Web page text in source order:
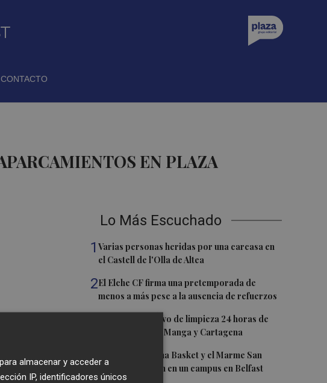
CONTACTO
EN PLAZA
Lo Más Escuchado
1Varias personas heridas por una carcasa en
el Castell de l'Olla de Altea
2El Elche CF firma una pretemporada de
menos a más pese a la ausencia de refuerzos
Así es el operativo de limpieza 24 horas de
las playas de La Manga y Cartagena
4 Chicas del Molina Basket y el Marme San
Javier participan en un campus en Belfast
almacenar y acceder a
IP, identificadores únicos